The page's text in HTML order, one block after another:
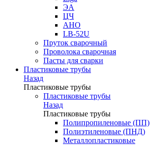
ЭА
ЦЧ
АНО
LB-52U
Пруток сварочный
Проволока сварочная
Пасты для сварки
Пластиковые трубы
Назад
Пластиковые трубы
Пластиковые трубы
Назад
Пластиковые трубы
Полипропиленовые (ПП)
Полиэтиленовые (ПНД)
Металлопластиковые